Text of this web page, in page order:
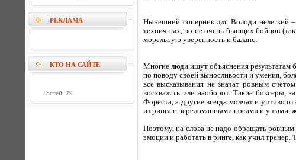
РЕКЛАМА
КТО НА САЙТЕ
Гостей: 29
Нынешний соперник для Володи нелегкий
техничных, но не очень бьющих бойцов
моральную уверенность и баланс.
Многие люди ищут объяснения результатам
по поводу своей выносливости и умения,
все высказывания не значат ровным
восхвалять или наоборот. Такие боксеры,
Фореста, а другие всегда молчат и учтиво
из ринга с переломанными носами и ушами,
Поэтому, на слова не надо обращать
эмоции и работать в ринге, как учил